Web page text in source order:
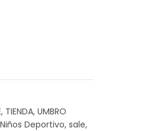
, TIENDA, UMBRO
Niños Deportivo, sale,